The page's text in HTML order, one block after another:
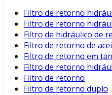
Filtro de retorno
Filtro de retorno
Filtro de hidráulico de
Filtro de retorno de
Filtro de retorno em
Filtro de retorno
Filtro de retorno
Filtro de retorno duplo